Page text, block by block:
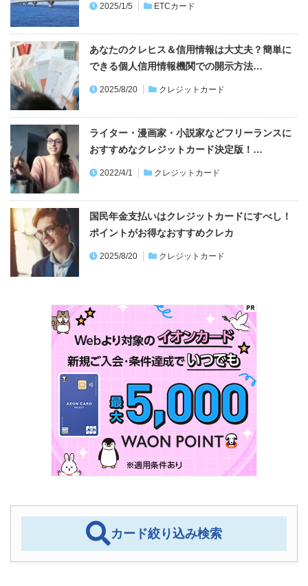
2025/1/5 ETCカード
あなたのクレヒス＆信用情報は大丈夫？簡単に
できる個人信用情報機関での開示方法…
2025/8/20 クレジットカード
ライター・漫画家・小説家などフリーランスに
おすすめなクレジットカード決定版！…
2022/4/1 クレジットカード
国民年金支払いはクレジットカードにすべし！
ポイントがお得なおすすめクレカ
2025/8/20 クレジットカード
カード絞り込み検索